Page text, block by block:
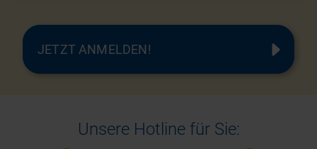
JETZT ANMELDEN!
Unsere Hotline für Sie: